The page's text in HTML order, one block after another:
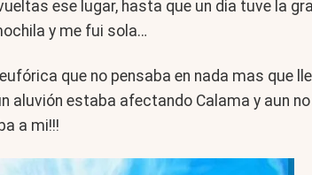
ese lugar, hasta que un dia tuve la
y me fui sola…
que no pensaba en nada mas que
aluvión estaba afectando Calama y aun
a mi!!!